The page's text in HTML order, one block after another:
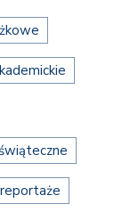
reportaże